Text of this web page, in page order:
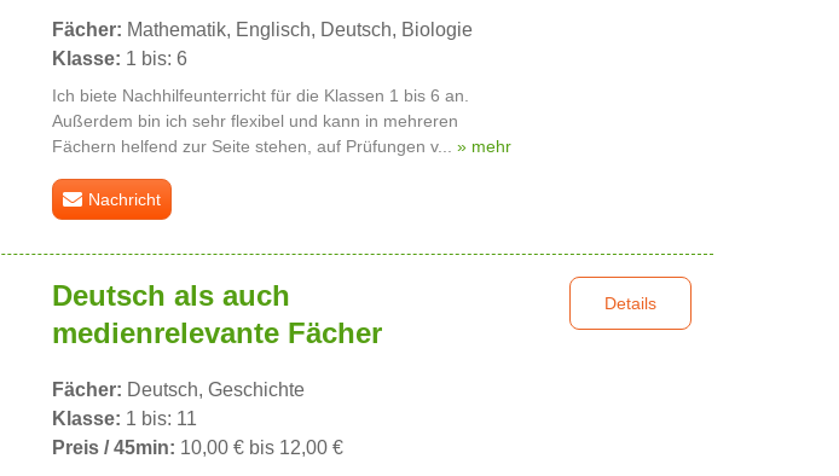
Fächer: Mathematik, Englisch, Deutsch, Biologie
Klasse: 1 bis: 6
Ich biete Nachhilfeunterricht für die Klassen 1 bis 6 an.
Außerdem bin ich sehr flexibel und kann in mehreren
Fächern helfend zur Seite stehen, auf Prüfungen v... » mehr
Nachricht
Deutsch als auch
medienrelevante Fächer
Fächer: Deutsch, Geschichte
Klasse: 1 bis: 11
Preis / 45min: 10,00 € bis 12,00 €
Details